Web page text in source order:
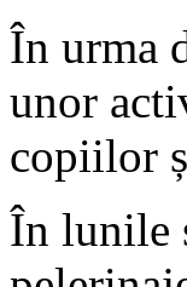
În urma
unor
copiilor
În lunile